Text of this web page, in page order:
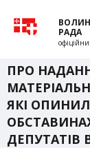
РАДА
ПРО
ЯКІ
ДЕПУТАТІВ